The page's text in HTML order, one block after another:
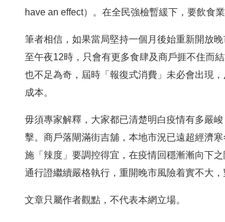
have an effect）。在全民強檢暫緩下，要飲食
筆者相信，如果當局堅持一個月後始重新開放
至午夜12時，只會有更多食肆及商戶捱不住而
也不足為奇，屆時「報復式消費」未必會出現
成本。
毋須專家解釋，大家都已清楚明白疫情有多嚴
擊。商戶落閘滿街吉舖，本地市況已遠超經濟
施「辣度」要調控得宜，在疫情回穩漸漸向下
通行證繼續嚴格執行，重開晚市風險着實不大
文章只屬作者觀點，不代表本網立場。